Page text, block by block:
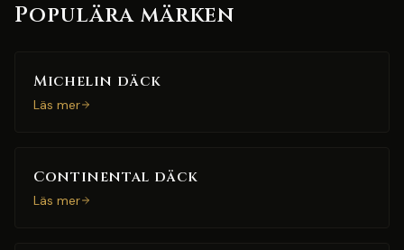
Populära märken
Michelin däck
Läs mer
Continental däck
Läs mer